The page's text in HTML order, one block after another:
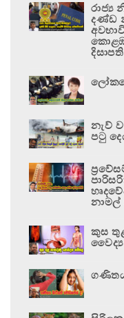
රාජ්‍ය
දණ්ඩ
දිසාපති
නැව්
පටු
නාමල්
කුස